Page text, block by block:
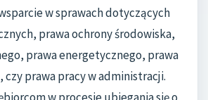
w sprawach dotyczących
prawa ochrony środowiska,
prawa energetycznego, prawa
czy prawa pracy w administracji.